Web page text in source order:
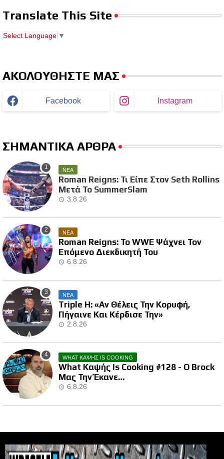
Translate This Site
Select Language ▼
ΑΚΟΛΟΥΘΗΣΤΕ ΜΑΣ
Facebook Instagram
ΣΗΜΑΝΤΙΚΑ ΑΡΘΡΑ
ΝΕΑ
Roman Reigns: Τι Είπε Στον Seth Rollins
Μετά Το SummerSlam
3.8.26
ΝΕΑ
Roman Reigns: Το WWE Ψάχνει Τον
Επόμενο Διεκδικητή Του
6.8.26
ΝΕΑ
Triple H: «Αν Θέλεις Την Κορυφή,
Πήγαινε Και Κέρδισε Την»
2.8.26
WHAT ΚΑΨΗΣ IS COOKING
What Καψής Is Cooking #128 - Ο Brock
Μας Την Έκανε…
6.8.26